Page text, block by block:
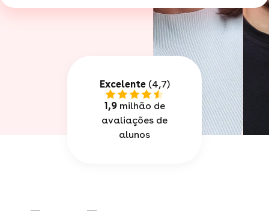
Excelente(4,7)
1,9milhão de
avaliações de
alunos